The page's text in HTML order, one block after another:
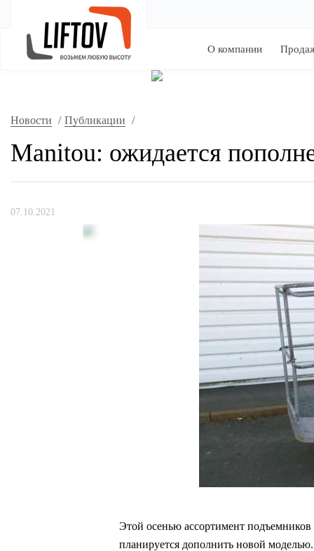
О компании
Новости / Публикации /
Manitou: ожидается
07.10.2021
Этой осенью ассортимент
планируется дополнить новой